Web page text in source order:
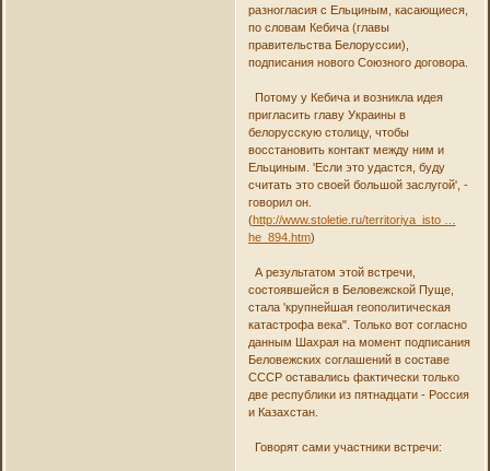
разногласия с Ельциным, касающиеся,
по словам Кебича (главы
правительства Белоруссии),
подписания нового Союзного договора.
Потому у Кебича и возникла идея
пригласить главу Украины в
белорусскую столицу, чтобы
восстановить контакт между ним и
Ельциным. 'Если это удастся, буду
считать это своей большой заслугой', -
говорил он.
(http://www.stoletie.ru/territoriya_isto …
he_894.htm)
А результатом этой встречи,
состоявшейся в Беловежской Пуще,
стала 'крупнейшая геополитическая
катастрофа века". Только вот согласно
данным Шахрая на момент подписания
Беловежских соглашений в составе
СССР оставались фактически только
две республики из пятнадцати - Россия
и Казахстан.
Говорят сами участники встречи: